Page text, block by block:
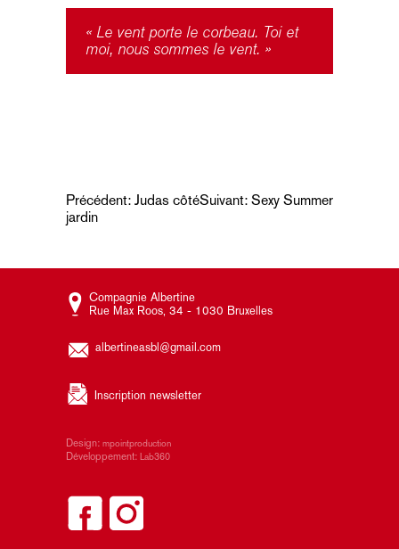
« Le vent porte le corbeau. Toi et
moi, nous sommes le vent. »
Navigation
de
Précédent: Judas côté
jardin
Suivant: Sexy Summer
Compagnie Albertine
Rue Max Roos, 34 - 1030 Bruxelles
albertineasbl@gmail.com
Inscription newsletter
Design: mpointproduction
Développement: Lab360